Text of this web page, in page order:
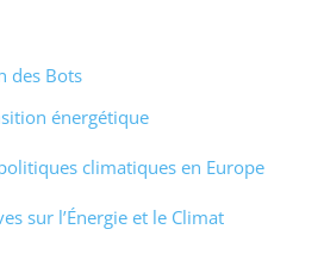
des Bots
énergétique
climatiques en Europe
sur l’Énergie et le Climat